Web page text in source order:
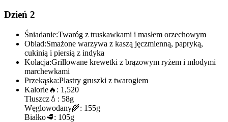
Dzień 2
Śniadanie:Twaróg z truskawkami i masłem orzechowym
Obiad:Smażone warzywa z kaszą jęczmienną, papryką,
cukinią i piersią z indyka
Kolacja:Grillowane krewetki z brązowym ryżem i młodymi
marchewkami
Przekąska:Plastry gruszki z twarogiem
Kalorie🔥: 1,520
Tłuszcz 💧: 58g
Węglowodany🌾: 155g
Białko🥩: 105g